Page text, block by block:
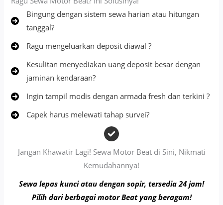
Bingung dengan sistem sewa harian atau hitungan
tanggal?
Ragu mengeluarkan deposit diawal ?
Kesulitan menyediakan uang deposit besar dengan
jaminan kendaraan?
Ingin tampil modis dengan armada fresh dan terkini ?
Capek harus melewati tahap survei?
Jangan Khawatir Lagi! Sewa Motor Beat di Sini, Nikmati
Kemudahannya!
Sewa lepas kunci atau dengan sopir, tersedia 24 jam!
Pilih dari berbagai motor Beat yang beragam!